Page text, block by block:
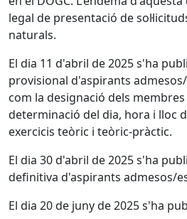
legal de presentació de
naturals.
El dia 11 d'abril de 2025 s'ha
provisional d'aspirants
com la designació dels
determinació del dia, hora i lloc
exercicis teòric i teòric-pràctic.
El dia 30 d'abril de 2025 s'ha
definitiva d'aspirants admesos/
El dia 20 de juny de 2025 s'ha